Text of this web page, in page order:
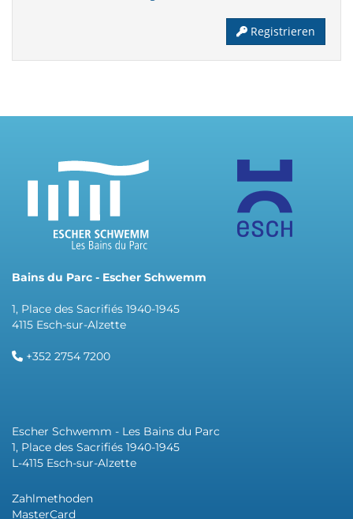
Registrieren
Bains du Parc - Escher Schwemm
1, Place des Sacrifiés 1940-1945
4115 Esch-sur-Alzette
+352 2754 7200
Escher Schwemm - Les Bains du Parc
1, Place des Sacrifiés 1940-1945
L-4115 Esch-sur-Alzette
Zahlmethoden
MasterCard